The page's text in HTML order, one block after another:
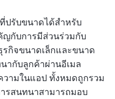
ปรับขนาดได้สำหรับ
ญกับการมีส่วนร่วมกับ
กิจขนาดเล็กและขนาด
ากับลูกค้าผ่านอีเมล
ามในแอป ทั้งหมดถูกรวม
รสนทนาสามารถมอบ